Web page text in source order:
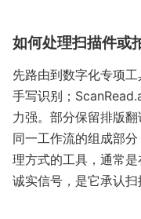
如何处理扫描件或
先路由到数字化专项
手写识别；
力强。部分保留排版
同一工作流的组成部
理方式的工具，通常
诚实信号，是它承认扫